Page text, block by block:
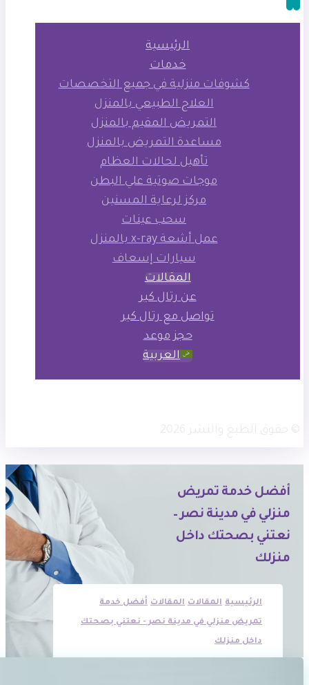
الرئيسية
خدمات
كشوفات منزلية في جميع التخصصات
العلاج الطبيعي بالمنزل
التمريض المقيم بالمنزل
مساعدة التمريض بالمنزل
تأهيل لحالات العظام
موجات صوتية علي البطن
مركز لرعاية المسنين
سحب عينات
عمل أشعة x-ray بالمنزل
سيارات إسعاف
المقالات
عن رتال كير
تواصل مع رتال كير
حجز موعد
العربية
أفضل خدمة تمريض
منزلي في مدينة نصر –
نعتني بصحتك داخل
منزلك
الرئيسية المقالات المقالات أفضل خدمة
تمريض منزلي في مدينة نصر - نعتني بصحتك
داخل منزلك